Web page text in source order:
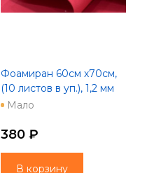
Фоамиран 60см х70см,
(10 листов в уп.), 1,2 мм
"Зефир" красный
Мало
380 ₽
В корзину